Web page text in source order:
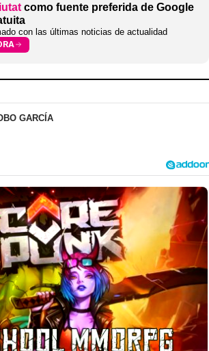
como fuente preferida de Google
con las últimas noticias de actualidad
GARCÍA